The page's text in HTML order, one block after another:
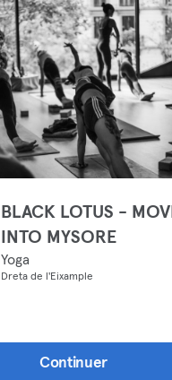
BLACK LOTUS -
INTO MYSORE
Yoga
Dreta de l'Eixample
Continuer